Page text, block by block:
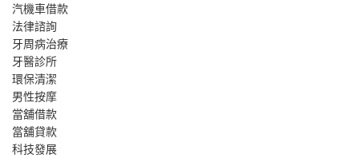
汽機車借款
法律諮詢
牙周病治療
牙醫診所
環保清潔
男性按摩
當舖借款
當舖貸款
科技發展